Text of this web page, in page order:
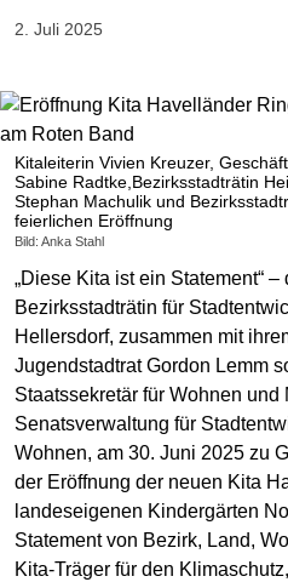
2. Juli 2025
Kitaleiterin Vivien Kreuzer,
Sabine Radtke,Bezirksstadträtin
Stephan Machulik und
feierlichen Eröffnung
Bild: Anka Stahl
„Diese Kita ist ein Statement“
Bezirksstadträtin für
Hellersdorf, zusammen mit
Jugendstadtrat Gordon Lemm
Staatssekretär für Wohnen und
Senatsverwaltung für
Wohnen, am 30. Juni 2025 zu
der Eröffnung der neuen Kita
landeseigenen Kindergärten
Statement von Bezirk, Land,
Kita-Träger für den